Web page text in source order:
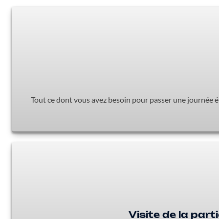
Tout ce dont vous avez besoin pour passer une
Visite de la